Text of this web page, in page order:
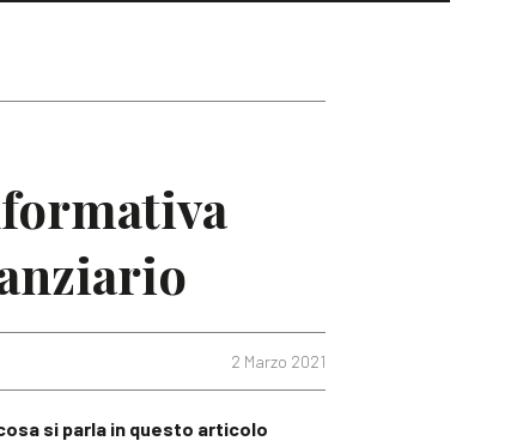
2 Marzo 2021
si parla in questo articolo